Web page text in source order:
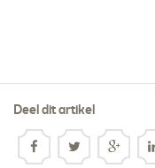
Deel dit artikel